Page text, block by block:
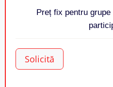
Preț fix pentru
Solicită